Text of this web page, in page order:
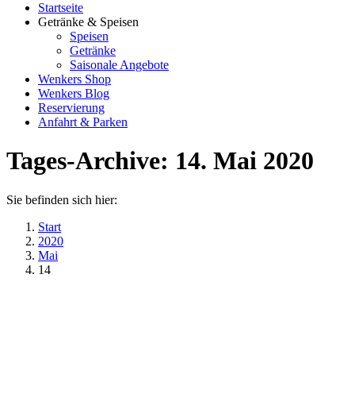
Startseite
Getränke & Speisen
Speisen
Getränke
Saisonale Angebote
Wenkers Shop
Wenkers Blog
Reservierung
Anfahrt & Parken
Tages-Archive: 14. Mai 2020
Sie befinden sich hier:
Start
2020
Mai
14